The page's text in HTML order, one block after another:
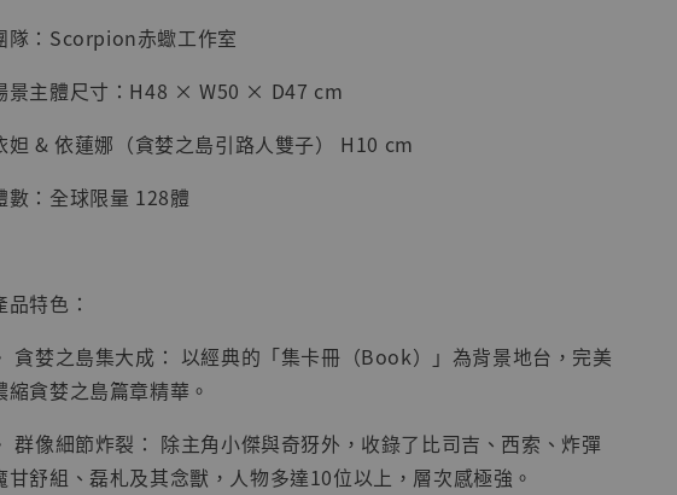
【店內現貨】海賊王
克達摩 [7STARS
Studio]
隊：Scorpion赤蠍工作室
景主體尺寸：H48 × W50 × D47 cm
妲 & 依蓮娜（貪婪之島引路人雙子） H10 cm
數：全球限量 128體
品特色：
貪婪之島集大成： 以經典的「集卡冊（Book）」為背景地台，完美
縮貪婪之島篇章精華。
群像細節炸裂： 除主角小傑與奇犽外，收錄了比司吉、西索、炸彈
甘舒組、磊札及其念獸，人物多達10位以上，層次感極強。